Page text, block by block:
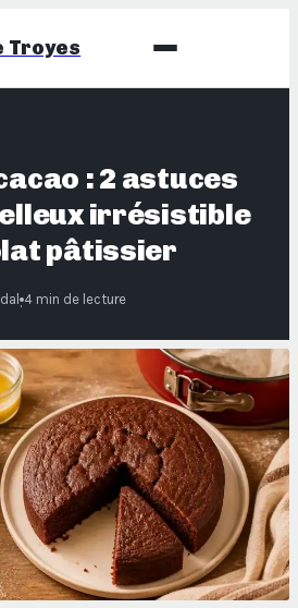
Troyes
: 2 astuces
irrésistible
pâtissier
· 4 min de lecture